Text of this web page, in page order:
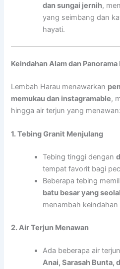
dan sungai jernih,
yang seimbang dan
hayati.
Keindahan Alam dan Panorama
Lembah Harau menawarkan
memukau dan instagramable,
hingga air terjun yang menawan:
1. Tebing Granit Menjulang
Tebing tinggi dengan
tempat favorit bagi
Beberapa tebing
batu besar yang
menambah keindahan
2. Air Terjun Menawan
Ada beberapa air
Anai, Sarasah Bunta,